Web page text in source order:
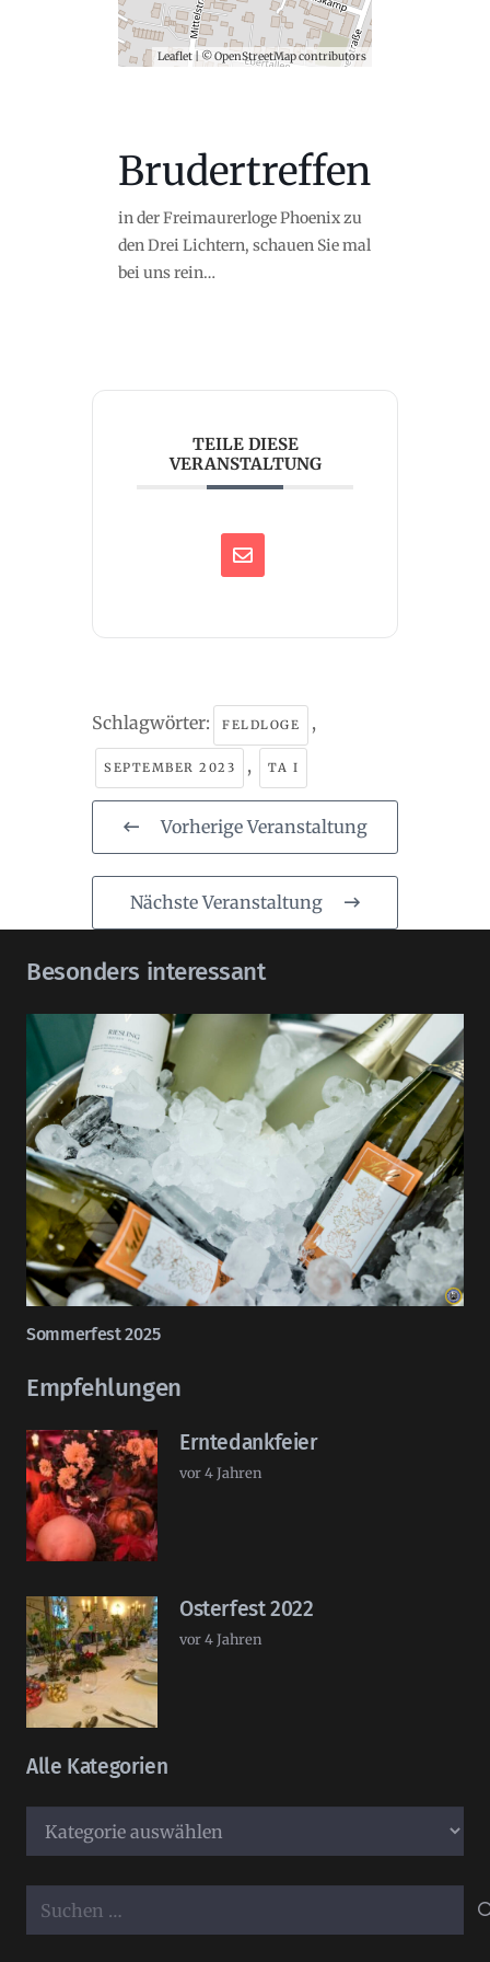
Leaflet | ©OpenStreetMapcontributors
Brudertreffen
in der Freimaurerloge Phoenix zu
den Drei Lichtern, schauen Sie mal
bei uns rein…
TEILE DIESE
VERANSTALTUNG
Schlagwörter: FELDLOGE ,
SEPTEMBER 2023 , TA I
Vorherige Veranstaltung
Nächste Veranstaltung
Besonders interessant
Sommerfest 2025
Empfehlungen
Erntedankfeier
vor 4 Jahren
Osterfest 2022
vor 4 Jahren
Alle Kategorien
Alle
Kategorien
Suchen
nach: